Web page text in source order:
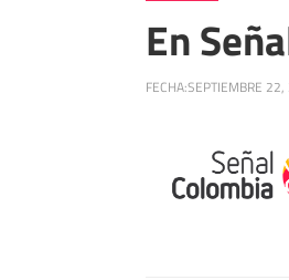
En
FECHA:SEPTIEMBRE